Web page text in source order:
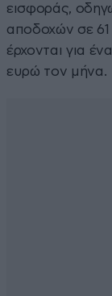
εισφοράς,
αποδοχών σε
έρχονται για
ευρώ τον μήνα.